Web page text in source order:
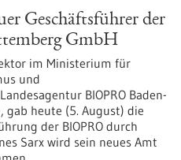
Geschäftsführer der
GmbH
im Ministerium für
und
BIOPRO Baden-
gab heute (5. August) die
der BIOPRO durch
Sarx wird sein neues Amt